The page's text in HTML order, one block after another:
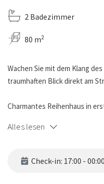
2 Badezimmer
80 m2
Wachen Sie mit dem Klang
traumhaften Blick direkt am
Charmantes Reihenhaus in
Komfort und direkten Zugang
Das Haus verfügt über einen
Alles lesen
Check-in: 17:00 - 00:00